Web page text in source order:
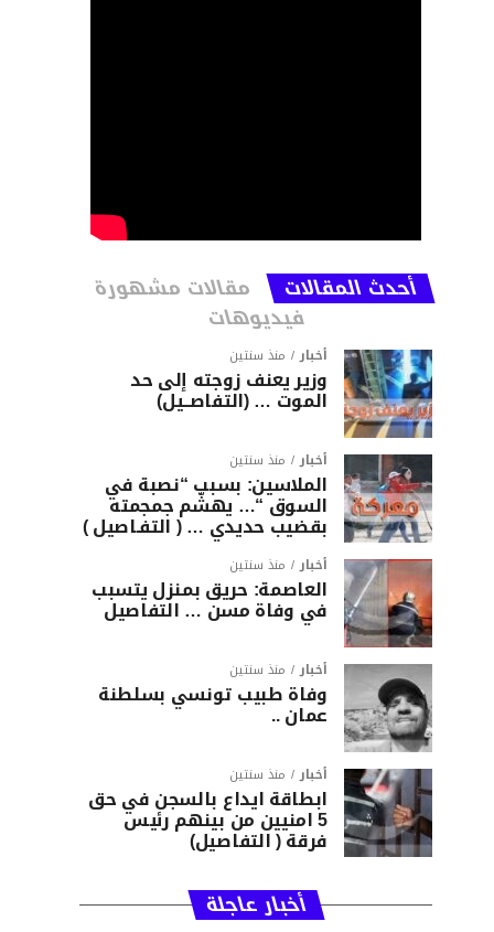
أحدث المقالات مقالات مشهورة
فيديوهات
أخبار منذ سنتين
وزير يعنف زوجته إلى حد
الموت … (التفاصــيل)
أخبار منذ سنتين
الملاسين: بسبب “نصبة في
السوق “… يهشّم جمجمته
بقضيب حديدي … ( التفـاصيل )
أخبار منذ سنتين
العاصمة: حريق بمنزل يتسبب
في وفاة مسن … التفاصيل
أخبار منذ سنتين
وفاة طبيب تونسي بسلطنة
عمان ..
أخبار منذ سنتين
ابطاقة ايداع بالسجن في حق
5 امنيين من بينهم رئيس
فرقة ( التفاصيل)
أخبار عاجلة